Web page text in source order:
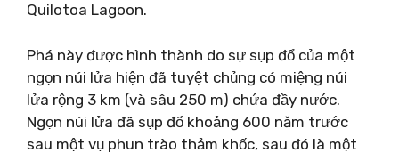
Quilotoa Lagoon.
Phá này được hình thành do sự sụp đổ của một
ngọn núi lửa hiện đã tuyệt chủng có miệng núi
lửa rộng 3 km (và sâu 250 m) chứa đầy nước.
Ngọn núi lửa đã sụp đổ khoảng 600 năm trước
sau một vụ phun trào thảm khốc, sau đó là một